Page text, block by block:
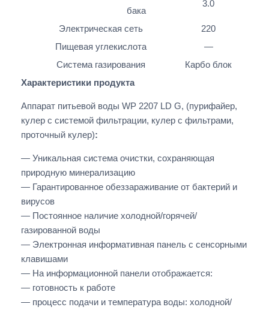
бака
3.0
Электрическая сеть
220
Пищевая углекислота
—
Система газирования
Карбо блок
Характеристики продукта
Аппарат питьевой воды WP 2207 LD G, (пурифайер,
кулер с системой фильтрации, кулер с фильтрами,
проточный кулер):
— Уникальная система очистки, сохраняющая
природную минерализацию
— Гарантированное обеззараживание от бактерий и
вирусов
— Постоянное наличие холодной/горячей/
газированной воды
— Электронная информативная панель с сенсорными
клавишами
— На информационной панели отображается:
— готовность к работе
— процесс подачи и температура воды: холодной/